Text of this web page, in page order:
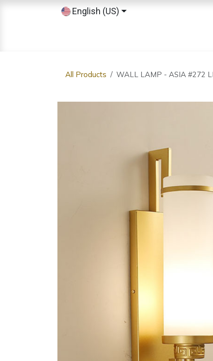
English (US)
All Products WALL LAMP - ASIA #272